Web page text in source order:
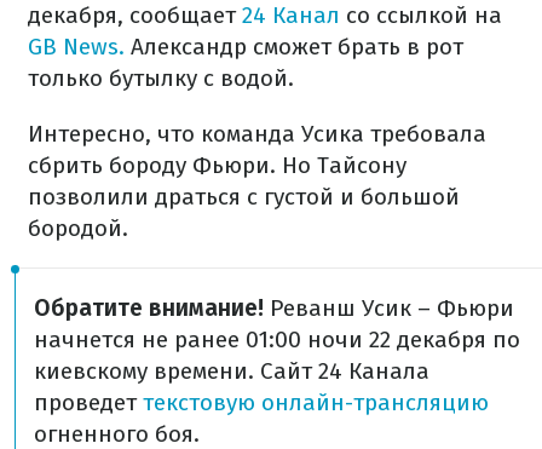
декабря, сообщает24 Канал со ссылкой на
GB News. Александр сможет брать в рот
только бутылку с водой.
Интересно, что команда Усика требовала
сбрить бороду Фьюри. Но Тайсону
позволили драться с густой и большой
бородой.
Обратите внимание! Реванш Усик – Фьюри
начнется не ранее 01:00 ночи 22 декабря по
киевскому времени. Сайт 24 Канала
проведеттекстовую онлайн-трансляцию
огненного боя.